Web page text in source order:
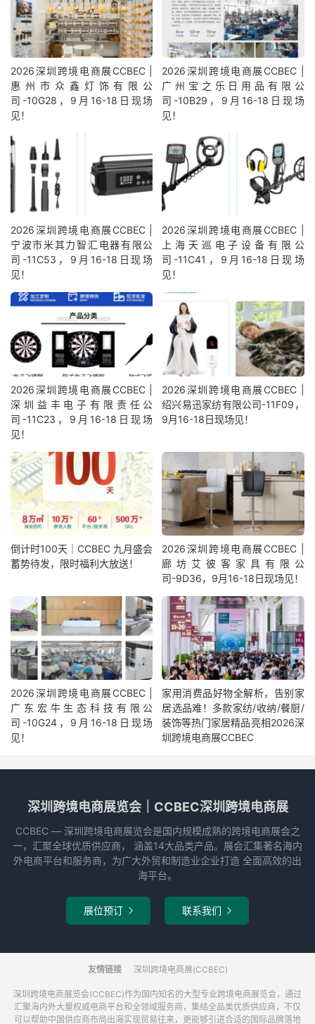
2026深圳跨境电商展CCBEC |
惠州市众鑫灯饰有限公
司-10G28，9月16-18日现场
见！
2026深圳跨境电商展CCBEC |
广州宝之乐日用品有限公
司-10B29，9月16-18日现场
见！
2026深圳跨境电商展CCBEC |
宁波市米其力智汇电器有限公
司-11C53，9月16-18日现场
见！
2026深圳跨境电商展CCBEC |
上海天巡电子设备有限公
司-11C41，9月16-18日现场
见！
2026深圳跨境电商展CCBEC |
深圳益丰电子有限责任公
司-11C23，9月16-18日现场
见！
2026深圳跨境电商展CCBEC |
绍兴易迅家纺有限公司-11F09，
9月16-18日现场见！
倒计时100天｜CCBEC 九月盛会
蓄势待发，限时福利大放送！
2026深圳跨境电商展CCBEC |
廊坊艾彼客家具有限公
司-9D36，9月16-18日现场见！
2026深圳跨境电商展CCBEC |
广东宏牛生态科技有限公
司-10G24，9月16-18日现场
见！
家用消费品好物全解析，告别家
居选品难！多款家纺/收纳/餐厨/
装饰等热门家居精品亮相2026深
圳跨境电商展CCBEC
深圳跨境电商展览会｜CCBEC深圳跨境电商展
CCBEC ― 深圳跨境电商展览会是国内规模成熟的跨境电商展会之
一，汇聚全球优质供应商， 涵盖14大品类产品。展会汇集著名海内
外电商平台和服务商，为广大外贸和制造业企业打造 全面高效的出
海平台。
展位预订  联系我们 
友情链接 深圳跨境电商展(CCBEC)
深圳跨境电商展览会(CCBEC)作为国内知名的大型专业跨境电商展览会，通过
汇聚海内外大量权威电商平台和全领域服务商，集结全品类优质供应商，不仅
可以帮助中国供应商布局出海实现贸易往来，更能够引进合适的国际品牌落地